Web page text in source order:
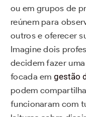
ou em grupos de
reúnem para
outros e oferecer
Imagine dois
decidem fazer
focada em gestão
podem
funcionaram com